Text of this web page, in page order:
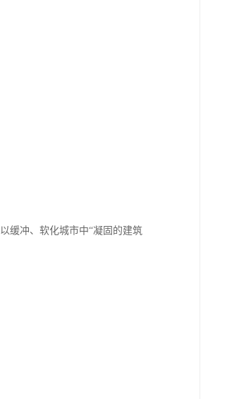
缓冲、软化城市中“凝固的建筑